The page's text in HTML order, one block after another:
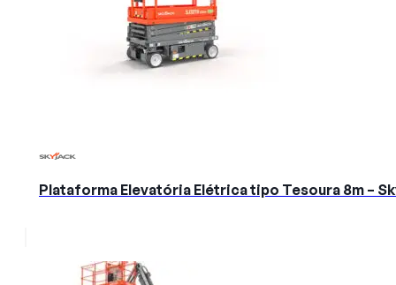
Plataforma Elevatória Elétrica tipo Tesoura 8m –